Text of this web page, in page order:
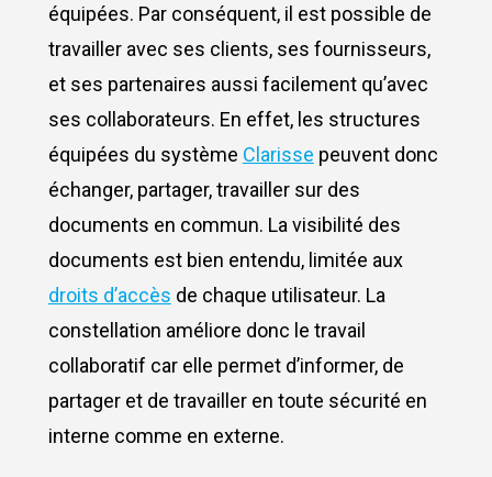
équipées. Par conséquent, il est possible de
travailler avec ses clients, ses fournisseurs,
et ses partenaires aussi facilement qu’avec
ses collaborateurs. En effet, les structures
équipées du système Clarisse peuvent donc
échanger, partager, travailler sur des
documents en commun. La visibilité des
documents est bien entendu, limitée aux
droits d’accès de chaque utilisateur. La
constellation améliore donc le travail
collaboratif car elle permet d’informer, de
partager et de travailler en toute sécurité en
interne comme en externe.